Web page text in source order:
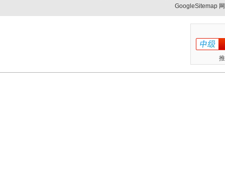
GoogleSitemap网